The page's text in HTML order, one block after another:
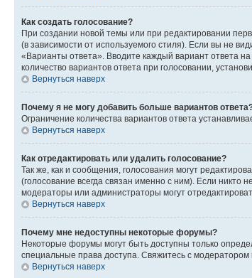
Как создать голосование?
При создании новой темы или при редактировании
(в зависимости от используемого стиля). Если вы не
«Варианты ответа». Вводите каждый вариант ответа
количество вариантов ответа при голосовании,
Вернуться наверх
Почему я не могу добавить больше вариантов
Ограничение количества вариантов ответа
Вернуться наверх
Как отредактировать или удалить голосование?
Так же, как и сообщения, голосования могут
(голосование всегда связан именно с ним). Если никто
модераторы или администраторы могут
Вернуться наверх
Почему мне недоступны некоторые форумы?
Некоторые форумы могут быть доступны только
специальные права доступа. Свяжитесь с
Вернуться наверх